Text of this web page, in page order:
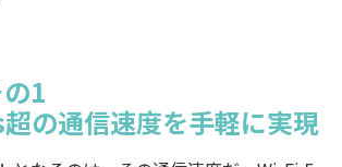
1
の通信速度を手軽に実現